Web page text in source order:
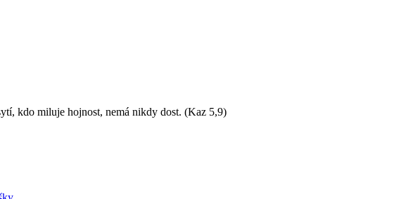
kdo miluje hojnost, nemá nikdy dost. (Kaz 5,9)